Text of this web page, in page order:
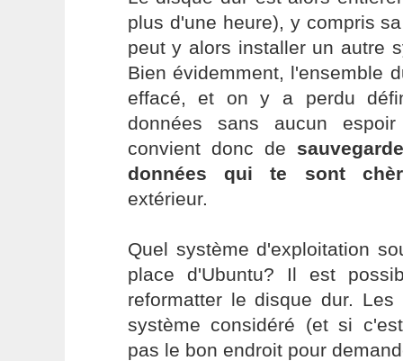
plus d'une heure), y compris
peut y alors installer un autre
Bien évidemment, l'ensemble
effacé, et on y a perdu
données sans aucun
convient donc de
données qui te sont
extérieur.
Quel système d'exploitation
place d'Ubuntu? Il est
reformatter le disque dur.
système considéré (et si
pas le bon endroit pour